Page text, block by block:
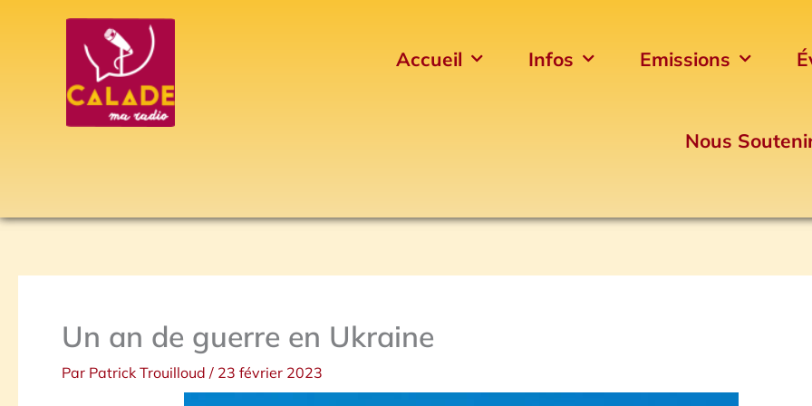
Accueil Infos Emissions
Nous
Un an de guerre en Ukraine
Par Patrick Trouilloud / 23 février 2023